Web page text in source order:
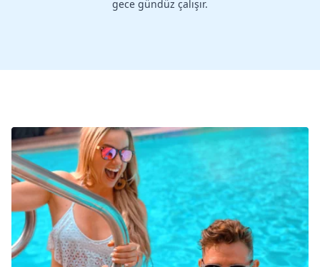
gece gündüz çalışır.